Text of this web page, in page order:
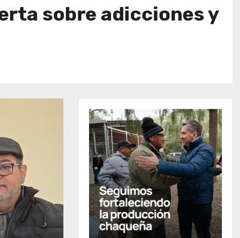
sobre adicciones y